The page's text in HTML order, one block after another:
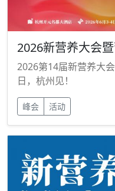
2026新营养大会
2026第14届新营养大
日，杭州见！
峰会 活动